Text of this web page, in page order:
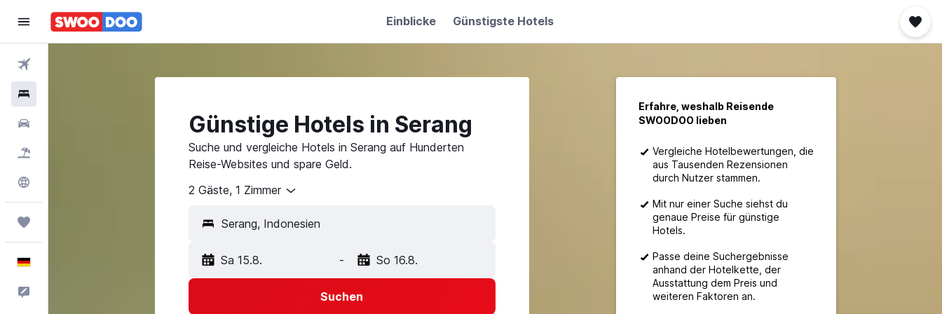
Einblicke Günstigste Hotels
Günstige Hotels in Serang
Suche und vergleiche Hotels in Serang auf Hunderten
Reise-Websites und spare Geld.
2 Gäste, 1 Zimmer
Sa 15.8. - So 16.8.
Suchen
Erfahre, weshalb Reisende
SWOODOO lieben
Vergleiche Hotelbewertungen, die
aus Tausenden Rezensionen
durch Nutzer stammen.
Mit nur einer Suche siehst du
genaue Preise für günstige
Hotels.
Passe deine Suchergebnisse
anhand der Hotelkette, der
Ausstattung dem Preis und
weiteren Faktoren an.